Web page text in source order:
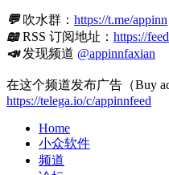
💬吹水群： https://t.me/appinn
📖RSS 订阅地址： https://
📣发现频道 @appinnfaxian
在这个频道发布广告（Buy
https://telega.io/c/appinnfeed
Home
小众软件
频道